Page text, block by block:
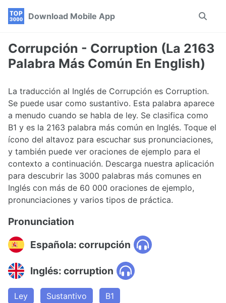
Skip
navigation
Skip
Skip
Download Mobile App
Toggle
Corrupción - Corruption (La 2163
Palabra Más Común En English)
La traducción al Inglés de Corrupción es Corruption.
Se puede usar como sustantivo. Esta palabra aparece
a menudo cuando se habla de ley. Se clasifica como
B1 y es la 2163 palabra más común en Inglés. Toque el
ícono del altavoz para escuchar sus pronunciaciones,
y también puede ver oraciones de ejemplo para el
contexto a continuación. Descarga nuestra aplicación
para descubrir las 3000 palabras más comunes en
Inglés con más de 60 000 oraciones de ejemplo,
pronunciaciones y varios tipos de práctica.
Pronunciation
Española: corrupción
Inglés: corruption
Ley Sustantivo B1